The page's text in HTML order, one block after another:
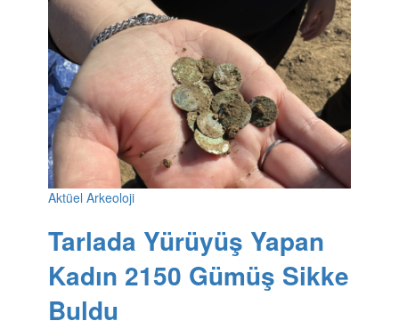
Aktüel Arkeoloji
Tarlada Yürüyüş Yapan
Kadın 2150 Gümüş Sikke
Buldu